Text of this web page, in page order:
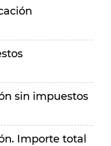
sin impuestos
Importe total